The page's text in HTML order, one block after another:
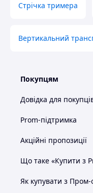
Стрічка тримера
Вертикальний
Покупцям
Довідка для
Prom-підтримка
Акційні пропозиції
Що таке «Купити з
Як купувати з